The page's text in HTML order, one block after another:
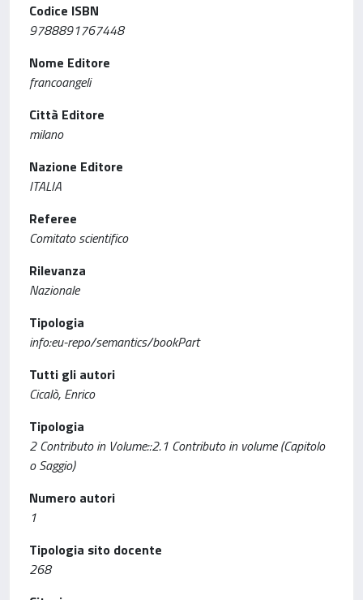
Codice ISBN
9788891767448
Nome Editore
francoangeli
Città Editore
milano
Nazione Editore
ITALIA
Referee
Comitato scientifico
Rilevanza
Nazionale
Tipologia
info:eu-repo/semantics/bookPart
Tutti gli autori
Cicalò, Enrico
Tipologia
2 Contributo in Volume::2.1 Contributo in volume (Capitolo
o Saggio)
Numero autori
1
Tipologia sito docente
268